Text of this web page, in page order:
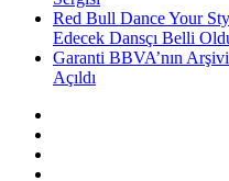
Red Bull Dance Your
Edecek Dansçı Belli
Garanti BBVA’nın
Açıldı